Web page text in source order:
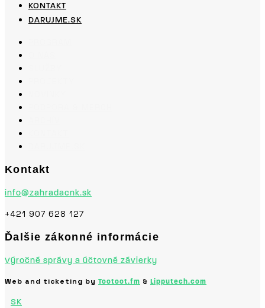
KONTAKT
DARUJME.SK
Kontakt
info@zahradacnk.sk
+421 907 628 127
Ďalšie zákonné informácie
Výročné správy a účtovné závierky
Web and ticketing by Tootoot.fm & Lipputech.com
SK